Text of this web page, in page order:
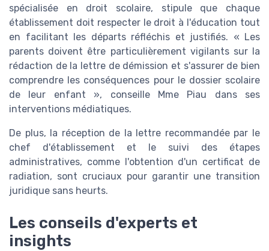
spécialisée en droit scolaire, stipule que chaque
établissement doit respecter le droit à l'éducation tout
en facilitant les départs réfléchis et justifiés. « Les
parents doivent être particulièrement vigilants sur la
rédaction de la lettre de démission et s'assurer de bien
comprendre les conséquences pour le dossier scolaire
de leur enfant », conseille Mme Piau dans ses
interventions médiatiques.
De plus, la réception de la lettre recommandée par le
chef d'établissement et le suivi des étapes
administratives, comme l'obtention d'un certificat de
radiation, sont cruciaux pour garantir une transition
juridique sans heurts.
Les conseils d'experts et
insights